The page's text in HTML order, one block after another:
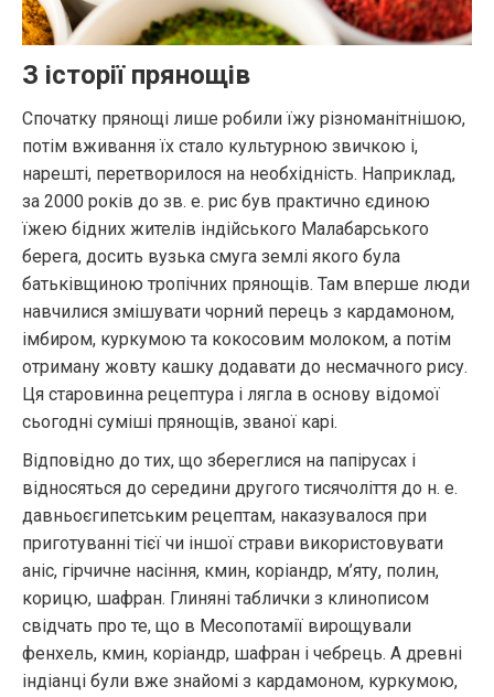
З історії прянощів
Спочатку прянощі лише робили їжу різноманітнішою,
потім вживання їх стало культурною звичкою і,
нарешті, перетворилося на необхідність. Наприклад,
за 2000 років до зв. е. рис був практично єдиною
їжею бідних жителів індійського Малабарського
берега, досить вузька смуга землі якого була
батьківщиною тропічних прянощів. Там вперше люди
навчилися змішувати чорний перець з кардамоном,
імбиром, куркумою та кокосовим молоком, а потім
отриману жовту кашку додавати до несмачного рису.
Ця старовинна рецептура і лягла в основу відомої
сьогодні суміші прянощів, званої карі.
Відповідно до тих, що збереглися на папірусах і
відносяться до середини другого тисячоліття до н. е.
давньоєгипетським рецептам, наказувалося при
приготуванні тієї чи іншої страви використовувати
аніс, гірчичне насіння, кмин, коріандр, м’яту, полин,
корицю, шафран. Глиняні таблички з клинописом
свідчать про те, що в Месопотамії вирощували
фенхель, кмин, коріандр, шафран і чебрець. А древні
індіанці були вже знайомі з кардамоном, куркумою,